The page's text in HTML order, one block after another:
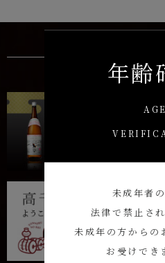
年齢
AGE
未成年者
法律で禁止さ
未成年の方からの
お受けでき